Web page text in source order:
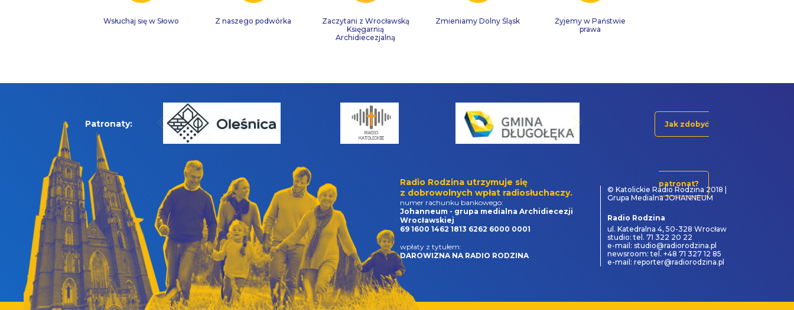
Wsłuchaj się w Słowo Z naszego podwórka
Zaczytani z Wrocławską
Księgarnią
Archidiecezjalną
Zmieniamy Dolny Śląsk
Żyjemy w Państwie
prawa
Patronaty: Jak zdobyć
patronat?
Radio Rodzina utrzymuje się
z dobrowolnych wpłat radiosłuchaczy.
numer rachunku bankowego:
Johanneum - grupa medialna Archidiecezji
Wrocławskiej
69 1600 1462 1813 6262 6000 0001
wpłaty z tytułem:
DAROWIZNA NA RADIO RODZINA
© Katolickie Radio Rodzina 2018 |
Grupa Medialna JOHANNEUM
Radio Rodzina
ul. Katedralna 4, 50-328 Wrocław
studio: tel. 71 322 20 22
e-mail: studio@radiorodzina.pl
newsroom: tel. +48 71 327 12 85
e-mail: reporter@radiorodzina.pl